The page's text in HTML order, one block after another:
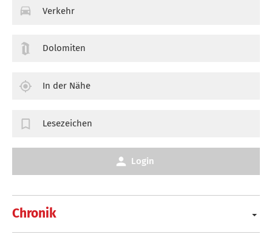
Chronik
Verkehr
Dolomiten
In der Nähe
Lesezeichen
Login